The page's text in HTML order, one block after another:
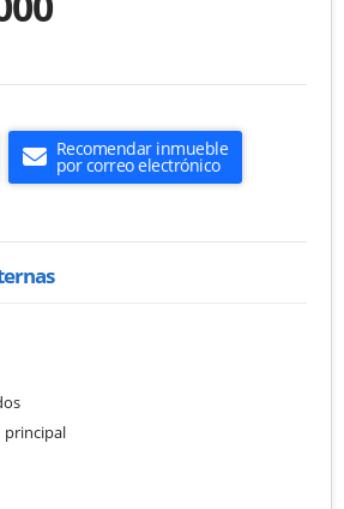
Recomendar inmueble
por correo electrónico
principal